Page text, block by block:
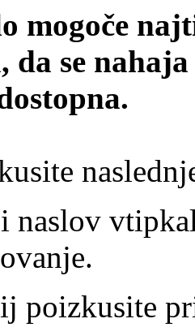
mogoče
da se
naslov
poizkusite